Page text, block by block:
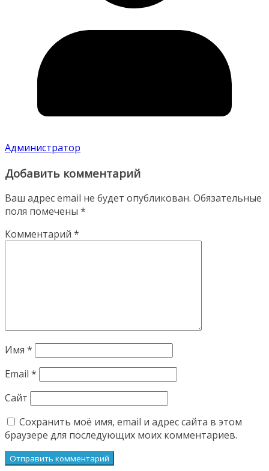
Администратор
Добавить комментарий
Ваш адрес email не будет опубликован. Обязательные
поля помечены *
Комментарий *
Имя *
Email *
Сайт
Сохранить моё имя, email и адрес сайта в этом
браузере для последующих моих комментариев.